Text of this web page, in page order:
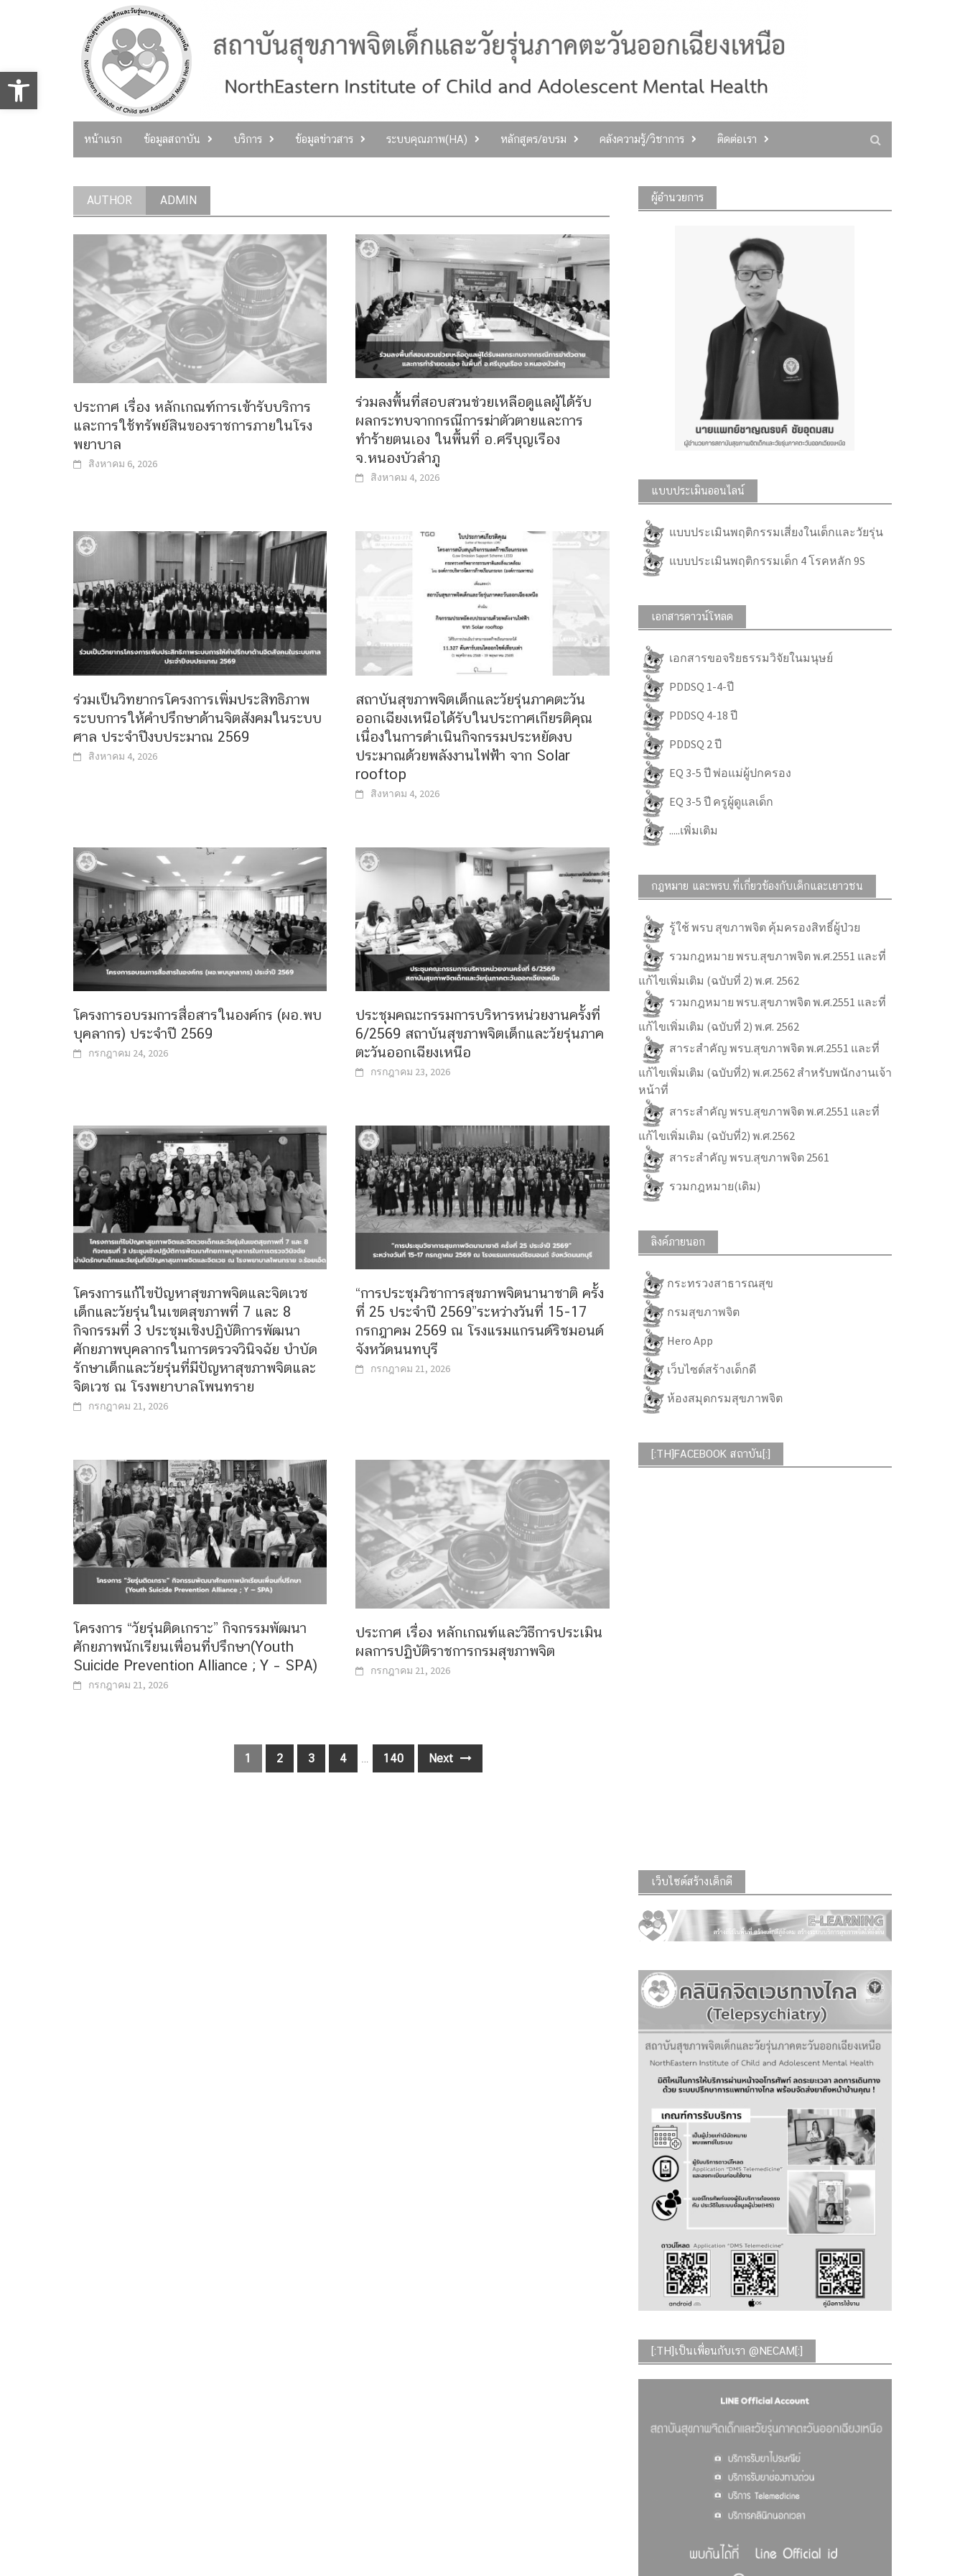
Open toolbar
หน้าแรก ข้อมูลสถาบัน บริการ ข้อมูลข่าวสาร ระบบคุณภาพ(HA) หลักสูตร/อบรม คลังความรู้/วิชาการ ติดต่อเรา
AUTHOR ADMIN
ประกาศ เรื่อง หลักเกณฑ์การเข้ารับบริการ
และการใช้ทรัพย์สินของราชการภายในโรง
พยาบาล
สิงหาคม 6, 2026
ร่วมลงพื้นที่สอบสวนช่วยเหลือดูแลผู้ได้รับ
ผลกระทบจากกรณีการฆ่าตัวตายและการ
ทำร้ายตนเอง ในพื้นที่ อ.ศรีบุญเรือง
จ.หนองบัวลำภู
สิงหาคม 4, 2026
ร่วมเป็นวิทยากรโครงการเพิ่มประสิทธิภาพ
ระบบการให้คำปรึกษาด้านจิตสังคมในระบบ
ศาล ประจำปีงบประมาณ 2569
สิงหาคม 4, 2026
สถาบันสุขภาพจิตเด็กและวัยรุ่นภาคตะวัน
ออกเฉียงเหนือได้รับในประกาศเกียรติคุณ
เนื่องในการดำเนินกิจกรรมประหยัดงบ
ประมาณด้วยพลังงานไฟฟ้า จาก Solar
rooftop
สิงหาคม 4, 2026
โครงการอบรมการสื่อสารในองค์กร (ผอ.พบ
บุคลากร) ประจำปี 2569
กรกฎาคม 24, 2026
ประชุมคณะกรรมการบริหารหน่วยงานครั้งที่
6/2569 สถาบันสุขภาพจิตเด็กและวัยรุ่นภาค
ตะวันออกเฉียงเหนือ
กรกฎาคม 23, 2026
โครงการแก้ไขปัญหาสุขภาพจิตและจิตเวช
เด็กและวัยรุ่นในเขตสุขภาพที่ 7 และ 8
กิจกรรมที่ 3 ประชุมเชิงปฏิบัติการพัฒนา
ศักยภาพบุคลากรในการตรวจวินิจฉัย บำบัด
รักษาเด็กและวัยรุ่นที่มีปัญหาสุขภาพจิตและ
จิตเวช ณ โรงพยาบาลโพนทราย
กรกฎาคม 21, 2026
“การประชุมวิชาการสุขภาพจิตนานาชาติ ครั้ง
ที่ 25 ประจำปี 2569”ระหว่างวันที่ 15-17
กรกฎาคม 2569 ณ โรงแรมแกรนด์ริชมอนด์
จังหวัดนนทบุรี
กรกฎาคม 21, 2026
โครงการ “วัยรุ่นติดเกราะ” กิจกรรมพัฒนา
ศักยภาพนักเรียนเพื่อนที่ปรึกษา(Youth
Suicide Prevention Alliance ; Y – SPA)
กรกฎาคม 21, 2026
ประกาศ เรื่อง หลักเกณฑ์และวิธีการประเมิน
ผลการปฏิบัติราชการกรมสุขภาพจิต
กรกฎาคม 21, 2026
1 2 3 4 140 Next
ผู้อำนวยการ
แบบประเมินออนไลน์
แบบประเมินพฤติกรรมเสี่ยงในเด็กและวัยรุ่น
แบบประเมินพฤติกรรมเด็ก 4 โรคหลัก 9S
เอกสารดาวน์โหลด
เอกสารขอจริยธรรมวิจัยในมนุษย์
PDDSQ 1-4-ปี
PDDSQ 4-18 ปี
PDDSQ 2 ปี
EQ 3-5 ปี พ่อแม่ผู้ปกครอง
EQ 3-5 ปี ครูผู้ดูแลเด็ก
.....เพิ่มเติม
กฎหมาย และพรบ.ที่เกี่ยวข้องกับเด็กและเยาวชน
รู้ใช้ พรบ สุขภาพจิต คุ้มครองสิทธิ์ผู้ป่วย
รวมกฎหมาย พรบ.สุขภาพจิต พ.ศ.2551 และที่
แก้ไขเพิ่มเติม (ฉบับที่ 2) พ.ศ. 2562
รวมกฎหมาย พรบ.สุขภาพจิต พ.ศ.2551 และที่
แก้ไขเพิ่มเติม (ฉบับที่ 2) พ.ศ. 2562
สาระสำคัญ พรบ.สุขภาพจิต พ.ศ.2551 และที่
แก้ไขเพิ่มเติม (ฉบับที่2) พ.ศ.2562 สำหรับพนักงานเจ้า
หน้าที่
สาระสำคัญ พรบ.สุขภาพจิต พ.ศ.2551 และที่
แก้ไขเพิ่มเติม (ฉบับที่2) พ.ศ.2562
สาระสำคัญ พรบ.สุขภาพจิต 2561
รวมกฎหมาย(เดิม)
ลิงค์ภายนอก
กระทรวงสาธารณสุข
กรมสุขภาพจิต
Hero App
เว็บไซต์สร้างเด็กดี
ห้องสมุดกรมสุขภาพจิต
[:TH]FACEBOOK สถาบัน[:]
เว็บไซต์สร้างเด็กดี
[:TH]เป็นเพื่อนกับเรา @NECAM[:]